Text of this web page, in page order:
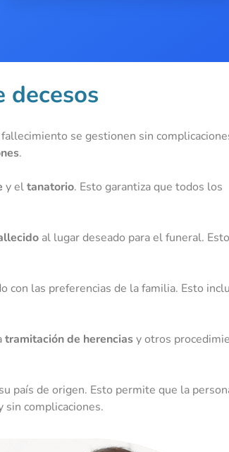
decesos
se gestionen sin
.
y eltanatorio. Esto garantiza que todos los
al lugar deseado para el funeral. Esto
con las preferencias de la familia. Esto
tramitación de herenciasy otros
país de origen. Esto permite que la
sin complicaciones.